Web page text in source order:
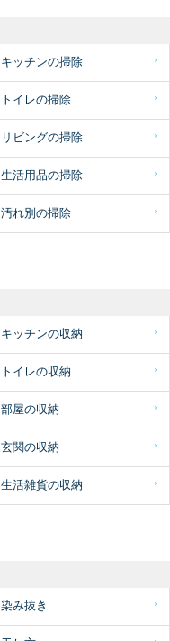
キッチンの掃除
トイレの掃除
リビングの掃除
生活用品の掃除
汚れ別の掃除
キッチンの収納
トイレの収納
部屋の収納
玄関の収納
生活雑貨の収納
染み抜き